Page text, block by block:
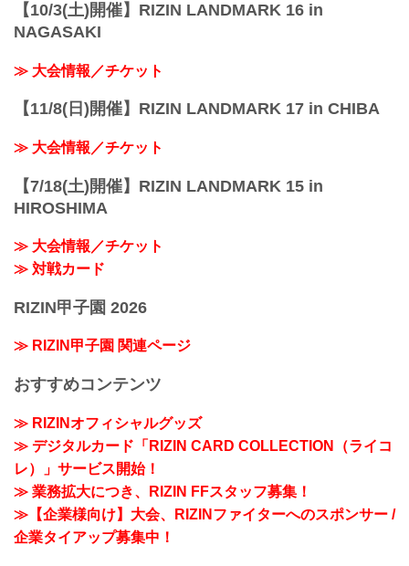
【10/3(土)開催】RIZIN LANDMARK 16 in
NAGASAKI
≫ 大会情報／チケット
【11/8(日)開催】RIZIN LANDMARK 17 in CHIBA
≫ 大会情報／チケット
【7/18(土)開催】RIZIN LANDMARK 15 in
HIROSHIMA
≫ 大会情報／チケット
≫ 対戦カード
RIZIN甲子園 2026
≫ RIZIN甲子園 関連ページ
おすすめコンテンツ
≫ RIZINオフィシャルグッズ
≫ デジタルカード「RIZIN CARD COLLECTION（ライコ
レ）」サービス開始！
≫ 業務拡大につき、RIZIN FFスタッフ募集！
≫【企業様向け】大会、RIZINファイターへのスポンサー /
企業タイアップ募集中！